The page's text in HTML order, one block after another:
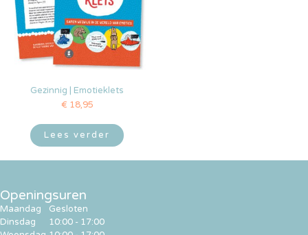
Gezinnig | Emotieklets
€ 18,95
Lees verder
Openingsuren
Maandag
Dinsdag
Gesloten
10:00 - 17:00